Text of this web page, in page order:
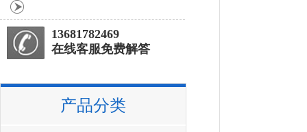
13681782469
在线客服免费解答
产品分类